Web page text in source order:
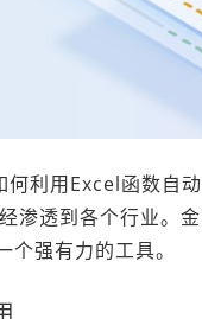
利用Excel函数自
渗透到各个行业。
强有力的工具。